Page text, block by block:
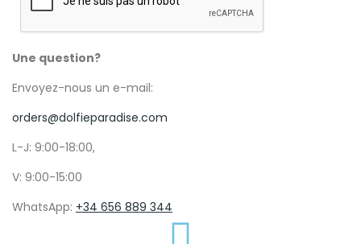
Une question?
Envoyez-nous un e-mail:
orders@dolfieparadise.com
L-J: 9:00-18:00,
V: 9:00-15:00
WhatsApp: +34 656 889 344